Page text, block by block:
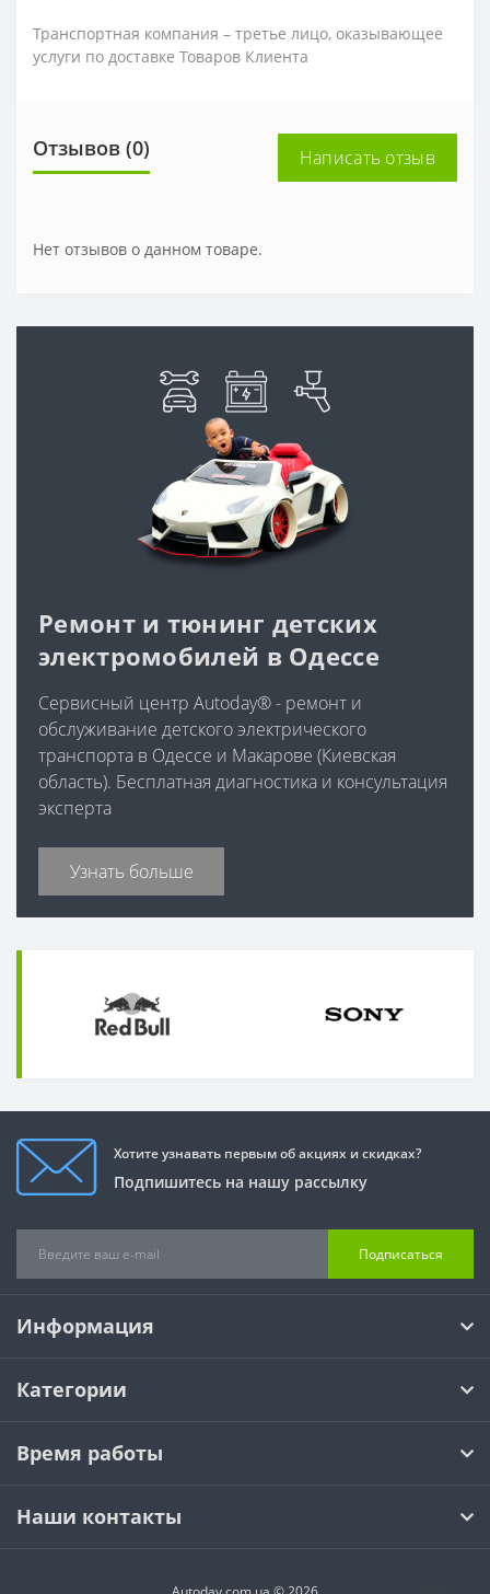
Транспортная компания – третье лицо, оказывающее
услуги по доставке Товаров Клиента
Отзывов (0) Написать отзыв
Нет отзывов о данном товаре.
Ремонт и тюнинг детских
электромобилей в Одессе
Сервисный центр Autoday® - ремонт и
обслуживание детского электрического
транспорта в Одессе и Макарове (Киевская
область). Бесплатная диагностика и консультация
эксперта
Узнать больше
Хотите узнавать первым об акциях и скидках?
Подпишитесь на нашу рассылку
Подписаться
Информация
Категории
Время работы
Наши контакты